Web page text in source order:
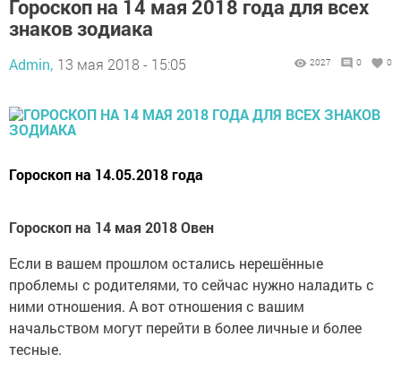
Гороскоп на 14 мая 2018 года для всех
знаков зодиака
Admin, 13 мая 2018 - 15:05 2027 0 0
Гороскоп на 14.05.2018 года
Гороскоп на 14 мая 2018 Овен
Если в вашем прошлом остались нерешённые
проблемы с родителями, то сейчас нужно наладить с
ними отношения. А вот отношения с вашим
начальством могут перейти в более личные и более
тесные.